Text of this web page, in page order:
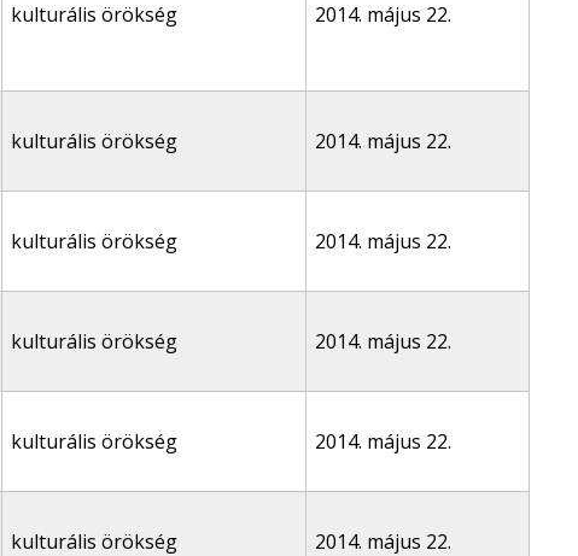
kulturális örökség 2014. május 22.
kulturális örökség 2014. május 22.
kulturális örökség 2014. május 22.
kulturális örökség 2014. május 22.
kulturális örökség 2014. május 22.
kulturális örökség 2014. május 22.